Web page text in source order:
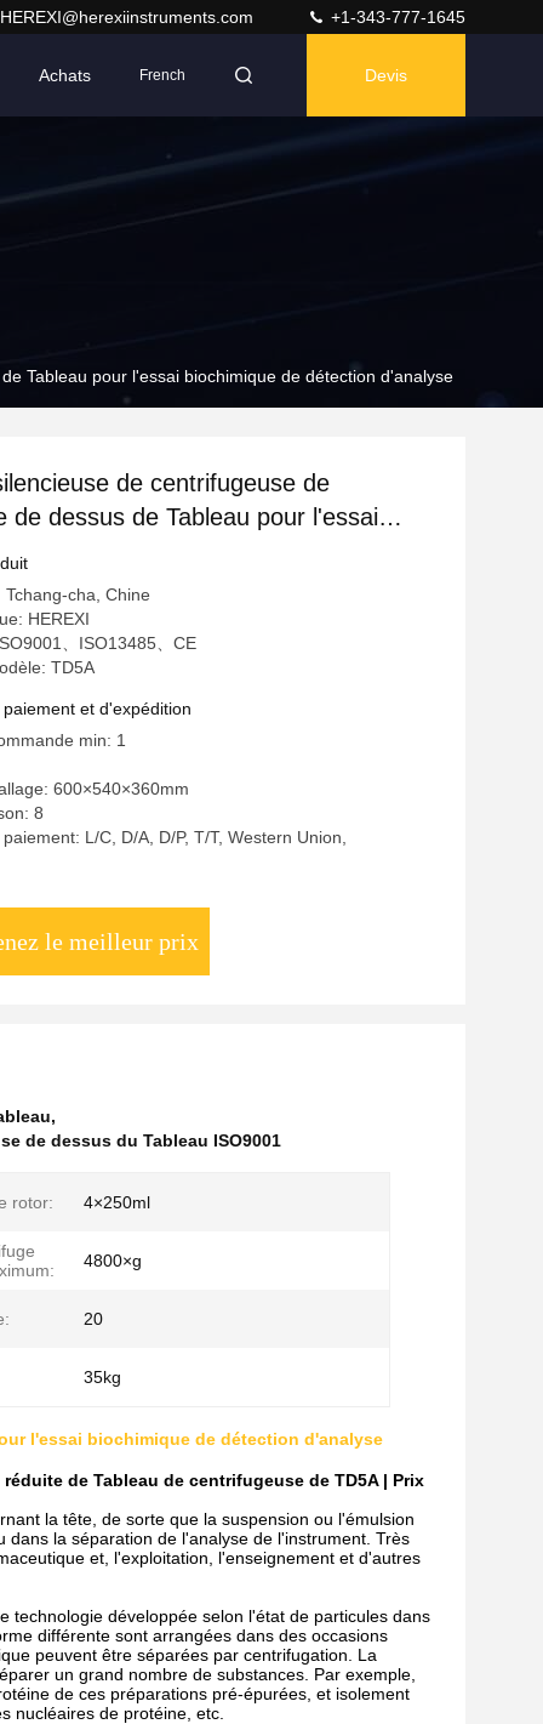
HEREXI@herexiinstruments.com +1-343-777-1645
Achats French Devis
Tableau pour l'essai biochimique de détection d'analyse
de centrifugeuse de
de dessus de Tableau pour l'essai
de détection d'analyse
cha, Chine
HEREXI
、ISO13485、CE
TD5A
et d'expédition
min: 1
600×540×360mm
8
L/C, D/A, D/P, T/T, Western Union,
le meilleur prix
,
de dessus du Tableau ISO9001
rotor: 4×250ml
4800×g
20
35kg
l'essai biochimique de détection d'analyse
de Tableau de centrifugeuse de TD5A | Prix
la tête, de sorte que la suspension ou l'émulsion
la séparation de l'analyse de l'instrument. Très
et, l'exploitation, l'enseignement et d'autres
technologie développée selon l'état de particules dans
différente sont arrangées dans des occasions
peuvent être séparées par centrifugation. La
un grand nombre de substances. Par exemple,
de ces préparations pré-épurées, et isolement
nucléaires de protéine, etc.